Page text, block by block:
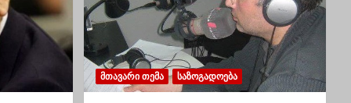
ᲛᲗᲐᲕᲐᲠᲘ ᲗᲔᲛᲐ ᲡᲐᲖᲝᲒᲐᲓᲝᲔᲑᲐ